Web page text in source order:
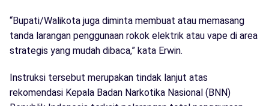
“Bupati/Walikota juga diminta membuat atau memasang
tanda larangan penggunaan rokok elektrik atau vape di area
strategis yang mudah dibaca,” kata Erwin.
Instruksi tersebut merupakan tindak lanjut atas
rekomendasi Kepala Badan Narkotika Nasional (BNN)